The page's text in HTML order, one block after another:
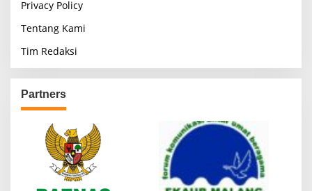
Privacy Policy
Tentang Kami
Tim Redaksi
Partners